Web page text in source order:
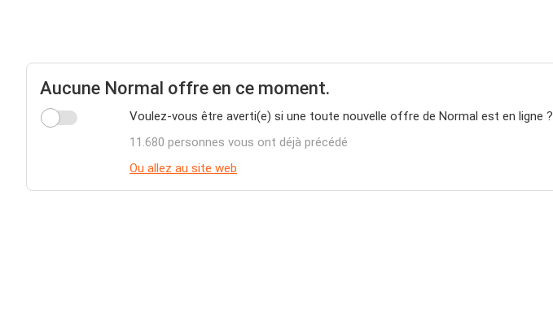
Aucune Normal offre en ce moment.
Voulez-vous être averti(e) si une toute nouvelle offre de Normal est en ligne ?
11.680 personnes vous ont déjà précédé
Ou allez au site web